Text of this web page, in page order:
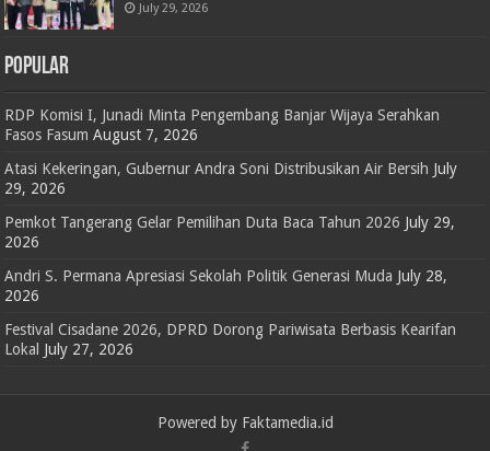
July 29, 2026
POPULAR
RDP Komisi I, Junadi Minta Pengembang Banjar Wijaya Serahkan
Fasos Fasum August 7, 2026
Atasi Kekeringan, Gubernur Andra Soni Distribusikan Air Bersih July
29, 2026
Pemkot Tangerang Gelar Pemilihan Duta Baca Tahun 2026 July 29,
2026
Andri S. Permana Apresiasi Sekolah Politik Generasi Muda July 28,
2026
Festival Cisadane 2026, DPRD Dorong Pariwisata Berbasis Kearifan
Lokal July 27, 2026
Powered by Faktamedia.id